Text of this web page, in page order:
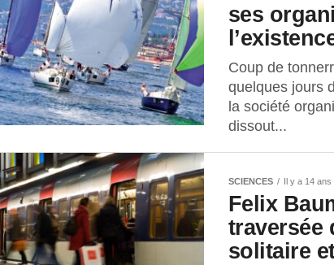
ses
Coup de
quelques jours
la société
dissout...
SCIENCES Il y a 14 ans
Felix
traversée
solitaire